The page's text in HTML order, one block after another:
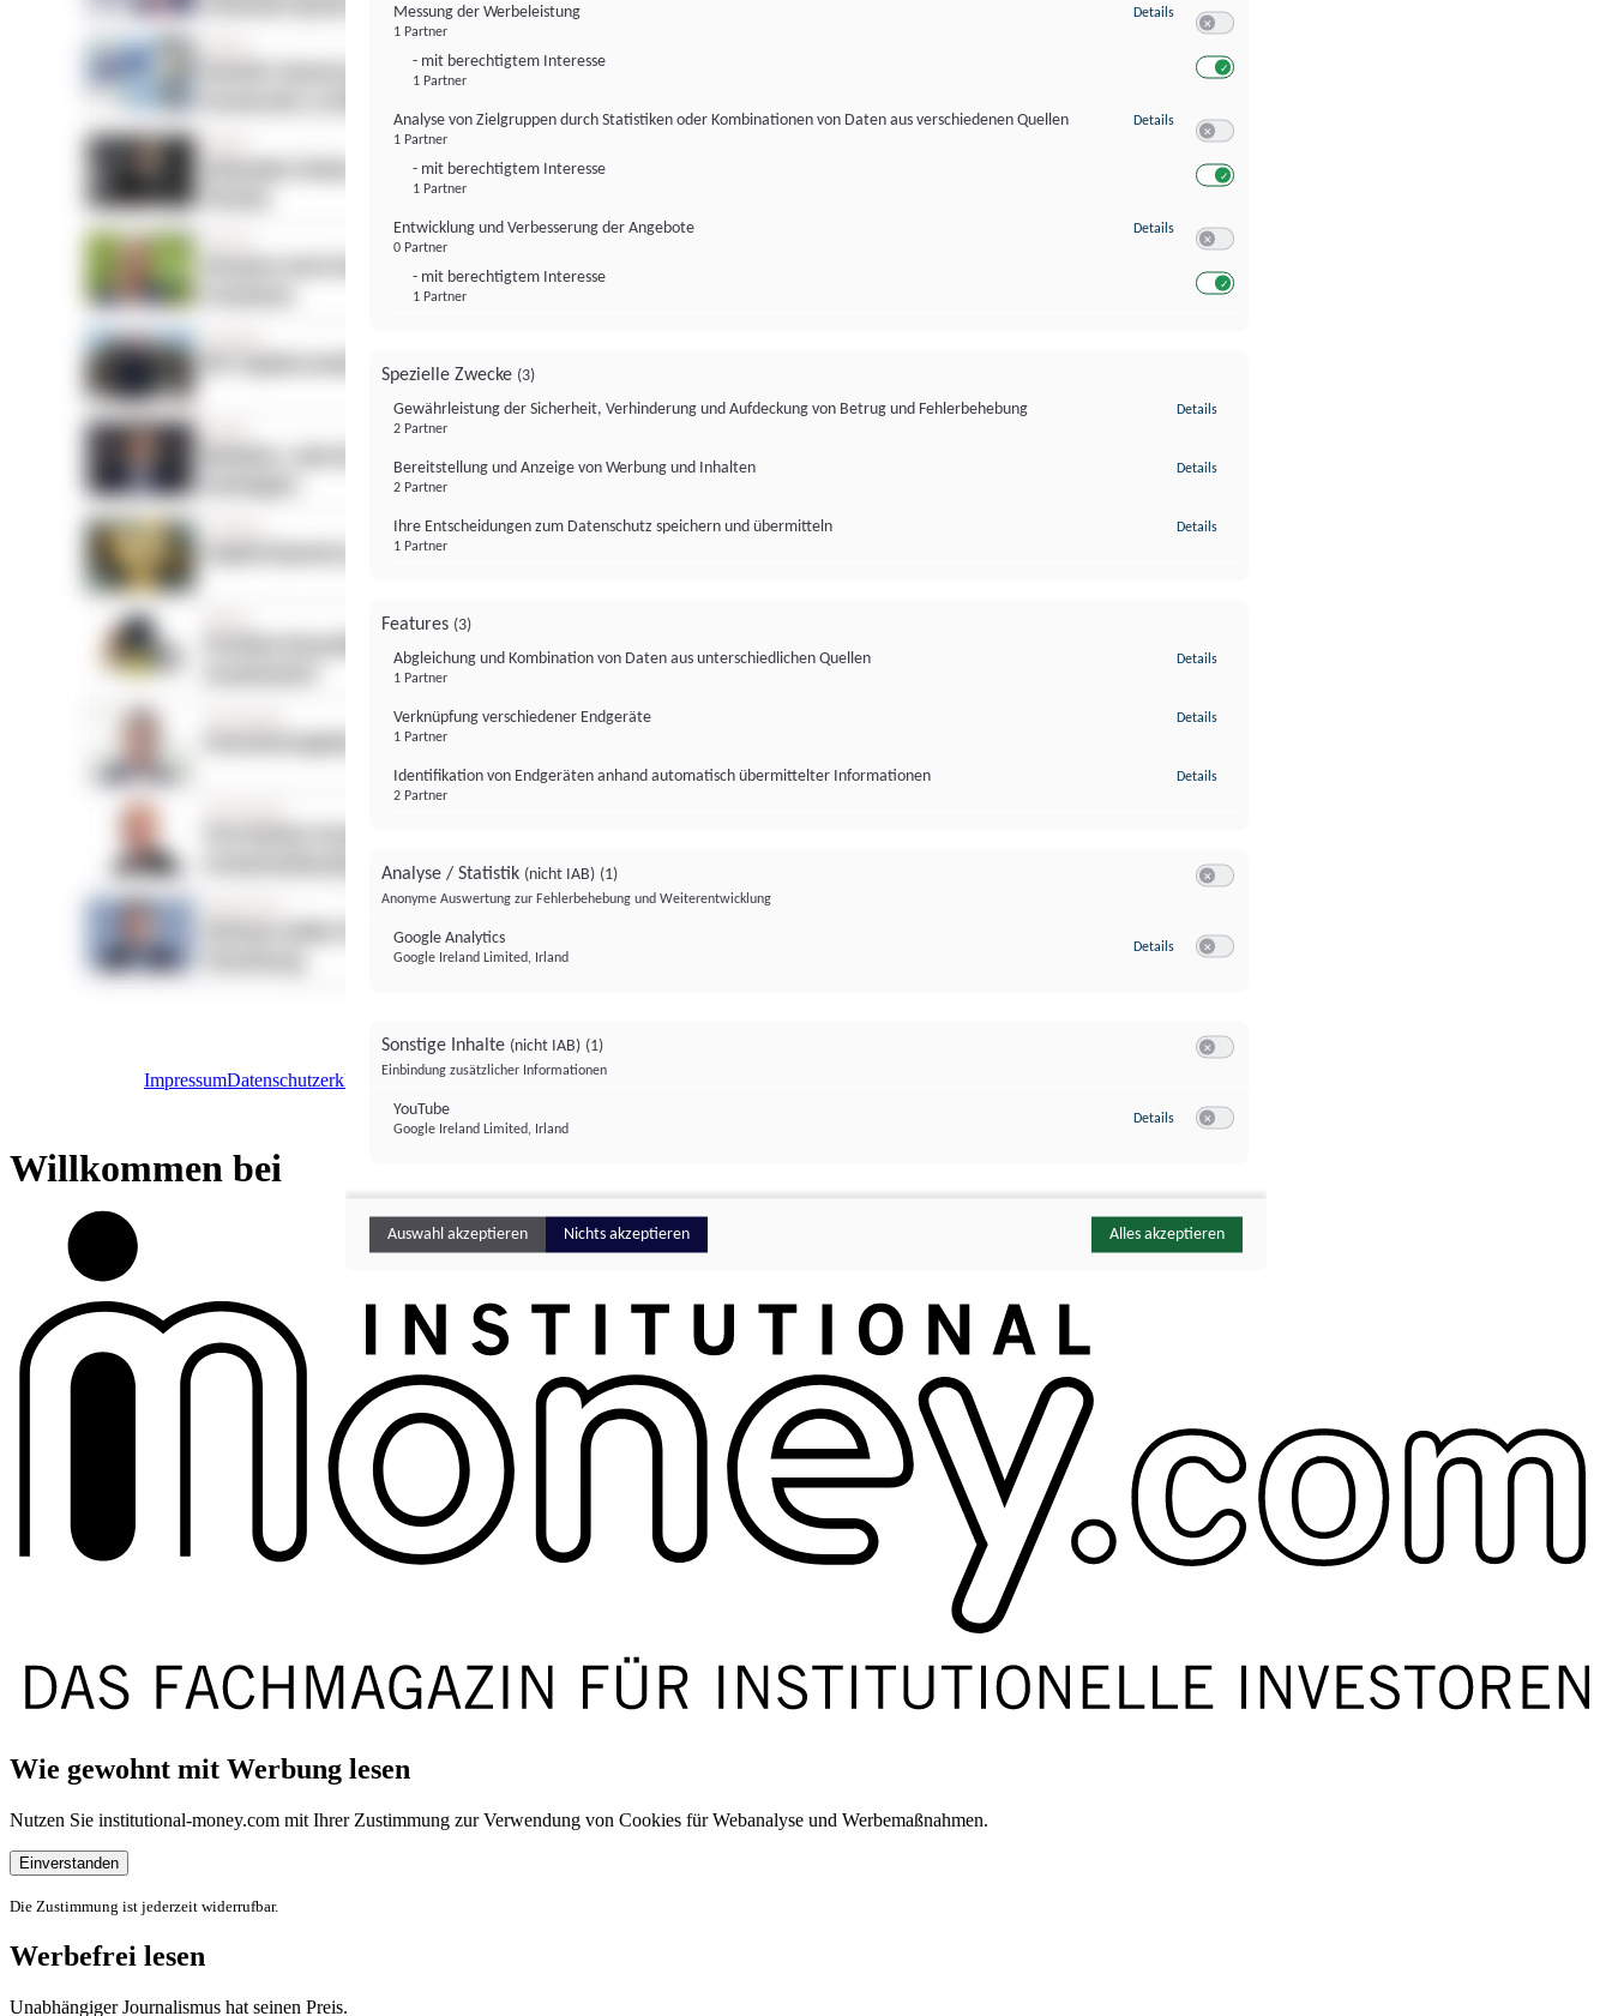
ImpressumDatenschutzerklärungDatenschutzeinstellungen
Willkommen bei
Wie gewohnt mit Werbung lesen
Nutzen Sie institutional-money.com mit Ihrer Zustimmung zur Verwendung von Cookies für Webanalyse und Werbemaßnahmen.
Einverstanden
Die Zustimmung ist jederzeit widerrufbar.
Werbefrei lesen
Unabhängiger Journalismus hat seinen Preis.
Messung der Werbeleistung
1 Partner
- mit berechtigtem Interesse
1 Partner
Details zu Messung der Werbeleistung
Analyse von Zielgruppen durch Statistiken oder Kombinationen von Daten aus verschiedenen Quellen
1 Partner
- mit berechtigtem Interesse
1 Partner
Details zu Analyse von Zielgruppen durch Statistiken oder Kombinationen von
Entwicklung und Verbesserung der Angebote
0 Partner
- mit berechtigtem Interesse
1 Partner
Details zu Entwicklung und Verbesserung der Angebote
Spezielle Zwecke (3)
Gewährleistung der Sicherheit, Verhinderung und Aufdeckung von Betrug und Fehlerbehebung
2 Partner
Details
Bereitstellung und Anzeige von Werbung und Inhalten
2 Partner
Details
Ihre Entscheidungen zum Datenschutz speichern und übermitteln
1 Partner
Details
Features (3)
Abgleichung und Kombination von Daten aus unterschiedlichen Quellen
1 Partner
Details
Verknüpfung verschiedener Endgeräte
1 Partner
Details
Identifikation von Endgeräten anhand automatisch übermittelter Informationen
2 Partner
Details
Analyse / Statistik (nicht IAB) (1)
Anonyme Auswertung zur Fehlerbehebung und Weiterentwicklung
Google Analytics
Google Ireland Limited, Irland
Details zu Google Analytics
Sonstige Inhalte (nicht IAB) (1)
Einbindung zusätzlicher Informationen
YouTube
Google Ireland Limited, Irland
Details zu YouTube
Auswahl akzeptieren Nichts akzeptieren Alles akzeptieren